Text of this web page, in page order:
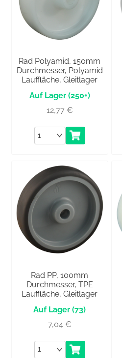
Rad Polyamid, 150mm
Durchmesser, Polyamid
Lauffläche, Gleitlager
(250+)
12,77 €
Anzahl
Rad PP, 100mm
Durchmesser, TPE
Lauffläche, Gleitlager
(73)
7,04 €
Anzahl